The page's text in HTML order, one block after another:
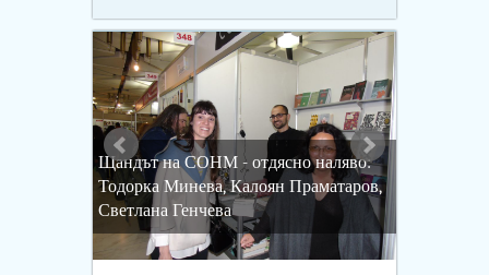
Щандът на СОНМ - отдясно наляво:
Тодорка Минева, Калоян Праматаров,
Светлана Генчева